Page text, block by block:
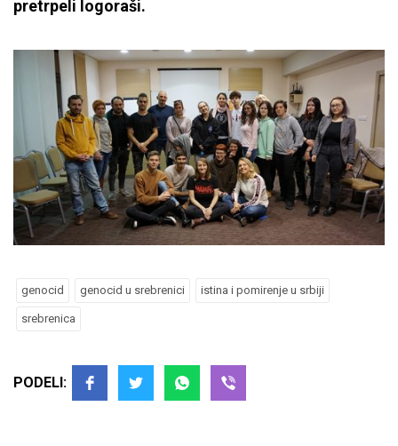
pretrpeli logoraši.
genocid genocid u srebrenici istina i pomirenje u srbiji
srebrenica
PODELI: